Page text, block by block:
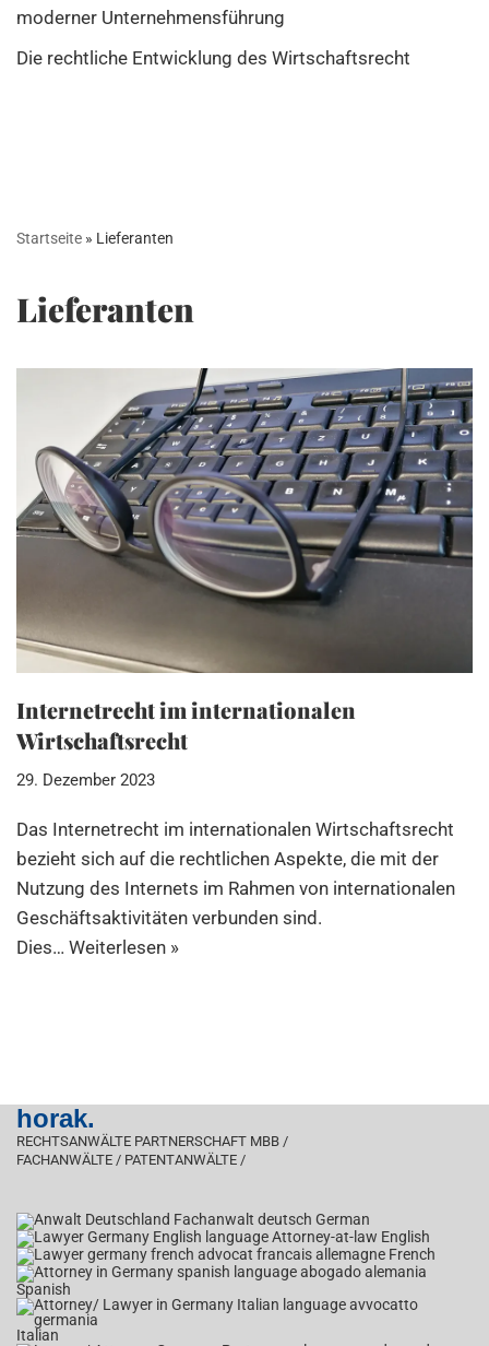
moderner Unternehmensführung
Die rechtliche Entwicklung des Wirtschaftsrecht
Startseite » Lieferanten
Lieferanten
Internetrecht im internationalen
Wirtschaftsrecht
29. Dezember 2023
Das Internetrecht im internationalen Wirtschaftsrecht
bezieht sich auf die rechtlichen Aspekte, die mit der
Nutzung des Internets im Rahmen von internationalen
Geschäftsaktivitäten verbunden sind.
Dies… Weiterlesen »
horak.
RECHTSANWÄLTE PARTNERSCHAFT MBB /
FACHANWÄLTE / PATENTANWÄLTE /
German
English
French
Spanish
Italian